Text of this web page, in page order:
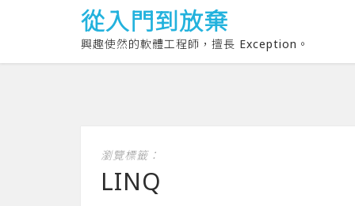
從入門到放棄
興趣使然的軟體工程師，擅長 Exception。
瀏覽標籤：
LINQ